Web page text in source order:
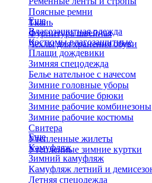
Поясные ремни
Ткань
Фурнитура швейная
Чехлы для хранения обуви
Еще
Влагозащитная одежда
Костюмы влагозащитные
Плащи дождевики
Зимняя спецодежда
Белье нательное с начесом
Зимние головные уборы
Зимние рабочие брюки
Зимние рабочие комбинезоны
Зимние рабочие костюмы
Свитера
Утепленные жилеты
Утепленные зимние куртки
Еще
Камуфляж
Зимний камуфляж
Камуфляж летний и
Летняя спецодежда